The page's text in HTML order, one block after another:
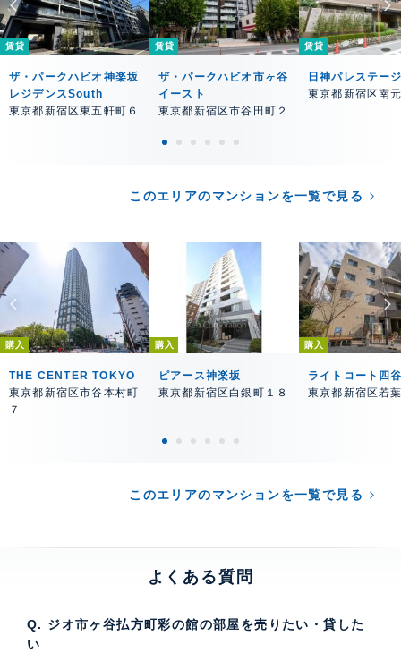
賃貸
ザ・パークハビオ神楽坂
レジデンスSouth
東京都新宿区東五軒町６
賃貸
ザ・パークハビオ市ヶ谷
イースト
東京都新宿区市谷田町２
賃貸
日神パレステー
東京都新宿区南
このエリアのマンションを一覧で見る
購入
THE CENTER TOKYO
東京都新宿区市谷本村町
７
購入
ピアース神楽坂
東京都新宿区白銀町１８
購入
ライトコート四
東京都新宿区若
このエリアのマンションを一覧で見る
よくある質問
Q. ジオ市ヶ谷払方町彩の館の部屋を売りたい・貸した
い